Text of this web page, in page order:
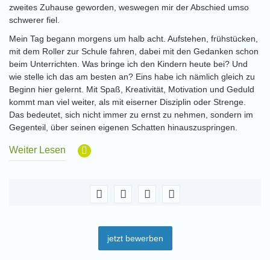
zweites Zuhause geworden, weswegen mir der Abschied umso
schwerer fiel.
Mein Tag begann morgens um halb acht. Aufstehen, frühstücken,
mit dem Roller zur Schule fahren, dabei mit den Gedanken schon
beim Unterrichten. Was bringe ich den Kindern heute bei? Und
wie stelle ich das am besten an? Eins habe ich nämlich gleich zu
Beginn hier gelernt. Mit Spaß, Kreativität, Motivation und Geduld
kommt man viel weiter, als mit eiserner Disziplin oder Strenge.
Das bedeutet, sich nicht immer zu ernst zu nehmen, sondern im
Gegenteil, über seinen eigenen Schatten hinauszuspringen.
Weiter Lesen
jetzt bewerben